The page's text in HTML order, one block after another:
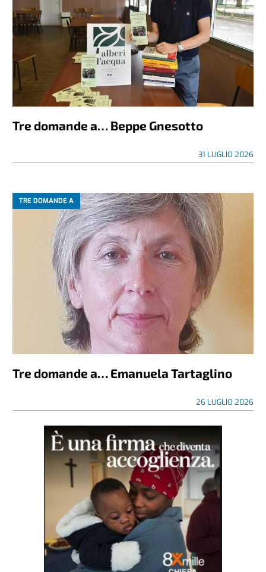
Tre domande a… Beppe Gnesotto
31 LUGLIO 2026
TRE DOMANDE A
Tre domande a… Emanuela Tartaglino
26 LUGLIO 2026